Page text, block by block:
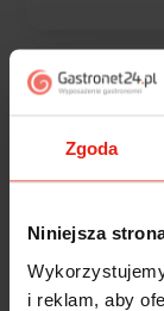
Zgoda
Niniejsza
i reklam, aby
Jak zbieramy
Magdalena
5